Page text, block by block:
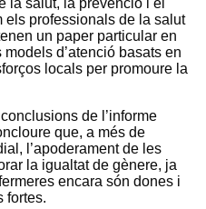
els professionals de la salut
un paper particular en
d’atenció basats en
locals per promoure la
de l’informe
que, a més de
l’apoderament de les
la igualtat de gènere, ja
encara són dones i
fortes.